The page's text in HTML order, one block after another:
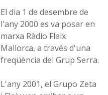
El dia 1 de desembre de
l'any 2000 es va posar en
marxa Ràdio Flaix
Mallorca, a través d'una
freqüència del Grup Serra.
L'any 2001, el Grupo Zeta